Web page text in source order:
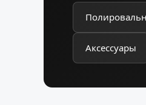
Аксессуары